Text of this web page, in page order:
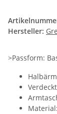
Hersteller:
>Passform: